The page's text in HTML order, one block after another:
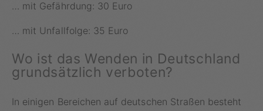
… mit Gefährdung: 30 Euro
… mit Unfallfolge: 35 Euro
Wo ist das Wenden in Deutschland
grundsätzlich verboten?
In einigen Bereichen auf deutschen Straßen besteht